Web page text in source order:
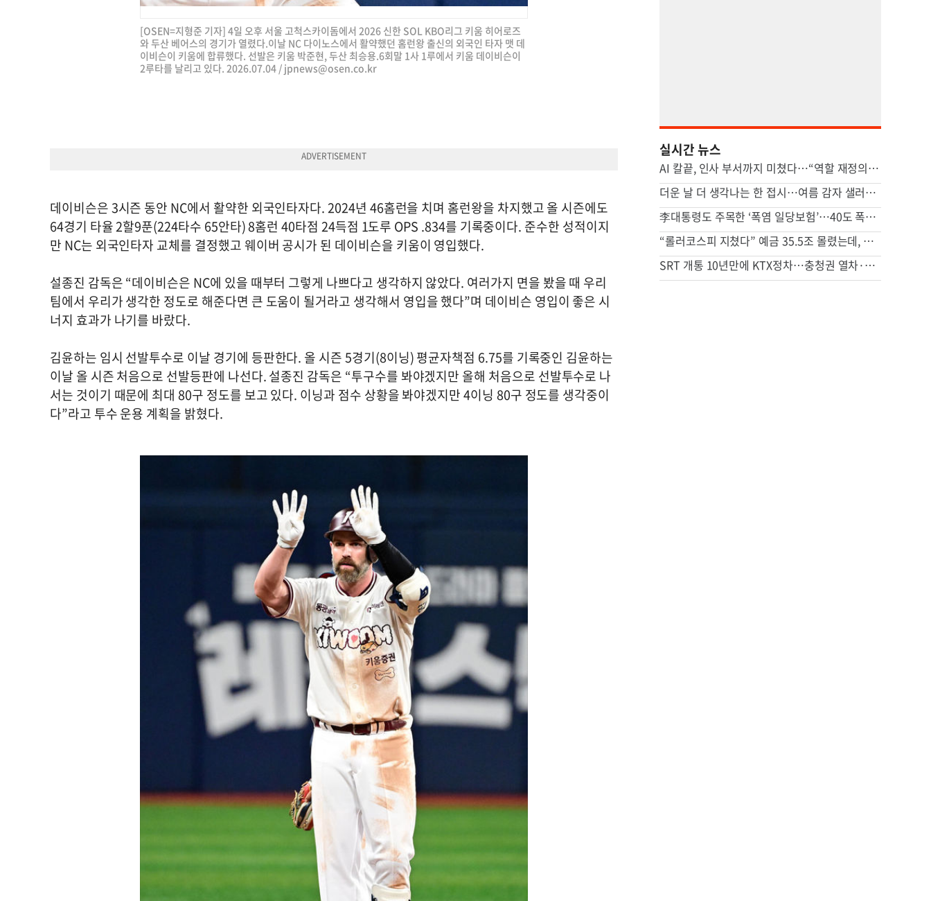
[OSEN=지형준 기자] 4일 오후 서울 고척스카이돔에서 2026 신한 SOL KBO리그 키움 히어로즈
와 두산 베어스의 경기가 열렸다.이날 NC 다이노스에서 활약했던 홈런왕 출신의 외국인 타자 맷 데
이비슨이 키움에 합류했다. 선발은 키움 박준현, 두산 최승용.6회말 1사 1루에서 키움 데이비슨이
2루타를 날리고 있다. 2026.07.04 / jpnews@osen.co.kr
데이비슨은 3시즌 동안 NC에서 활약한 외국인타자다. 2024년 46홈런을 치며 홈런왕을 차지했고 올 시즌에도
64경기 타율 2할9푼(224타수 65안타) 8홈런 40타점 24득점 1도루 OPS .834를 기록중이다. 준수한 성적이지
만 NC는 외국인타자 교체를 결정했고 웨이버 공시가 된 데이비슨을 키움이 영입했다.
설종진 감독은 “데이비슨은 NC에 있을 때부터 그렇게 나쁘다고 생각하지 않았다. 여러가지 면을 봤을 때 우리
팀에서 우리가 생각한 정도로 해준다면 큰 도움이 될거라고 생각해서 영입을 했다”며 데이비슨 영입이 좋은 시
너지 효과가 나기를 바랐다.
김윤하는 임시 선발투수로 이날 경기에 등판한다. 올 시즌 5경기(8이닝) 평균자책점 6.75를 기록중인 김윤하는
이날 올 시즌 처음으로 선발등판에 나선다. 설종진 감독은 “투구수를 봐야겠지만 올해 처음으로 선발투수로 나
서는 것이기 때문에 최대 80구 정도를 보고 있다. 이닝과 점수 상황을 봐야겠지만 4이닝 80구 정도를 생각중이
다”라고 투수 운용 계획을 밝혔다.
실시간 뉴스
AI 칼끝, 인사 부서까지 미쳤다…“역할 재정의 못하면 멸종”
더운 날 더 생각나는 한 접시…여름 감자 샐러드 [쿠킹]
李대통령도 주목한 ‘폭염 일당보험’…40도 폭염에 기후보험 뜬다
“롤러코스피 지쳤다” 예금 35.5조 몰렸는데, 금리 떨어진 이유
SRT 개통 10년만에 KTX정차…충청권 열차·버스 노선 대대적 확충